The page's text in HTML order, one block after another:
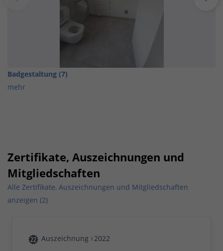
Badgestaltung (7)
mehr
Zertifikate, Auszeichnungen und
Mitgliedschaften
Alle Zertifikate, Auszeichnungen und Mitgliedschaften
anzeigen (2)
Auszeichnung 2022